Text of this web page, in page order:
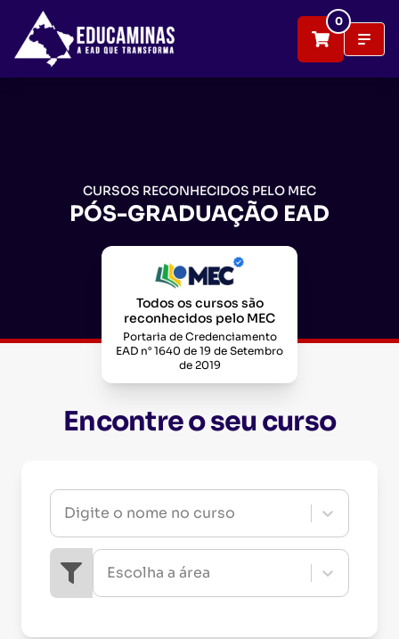
0
CURSOS RECONHECIDOS PELO MEC
PÓS-GRADUAÇÃO EAD
Todos os cursos são
reconhecidos pelo MEC
Portaria de Credenciamento
EAD n° 1640 de 19 de Setembro
de 2019
Encontre o seu curso
Digite o nome no curso
Escolha a área
Conheça nossos cursos de Pós-Graduação EAD |